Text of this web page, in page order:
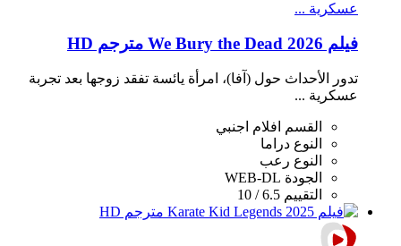
عسكرية ...
فيلم We Bury the Dead 2026 مترجم HD
تدور الأحداث حول (آفا)، امرأة يائسة تفقد زوجها بعد تجربة
عسكرية ...
القسم افلام اجنبي
النوع دراما
النوع رعب
الجودة WEB-DL
التقييم 6.5 / 10